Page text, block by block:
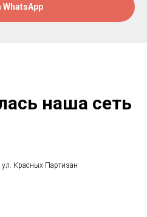
WhatsApp
наша сеть
Красных Партизан